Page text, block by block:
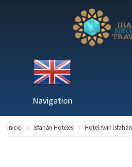
Navigation
Inicio Isfahán Hoteles Hotel Avin Isfahán